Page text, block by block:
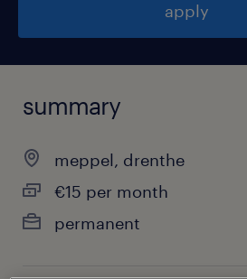
apply
summary
meppel, drenthe
€15 per month
permanent